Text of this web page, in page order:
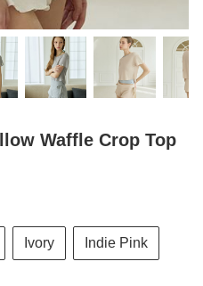
Waffle Crop Top
Ivory Indie Pink